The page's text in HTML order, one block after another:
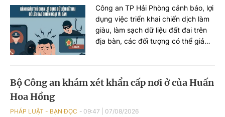
Công an TP Hải Phòng cảnh báo, lợi
dụng việc triển khai chiến dịch làm
giàu, làm sạch dữ liệu đất đai trên
địa bàn, các đối tượng có thể giả
đoạt tài sản của người dân.
Bộ Công an khám xét khẩn cấp nơi ở của Huấn
Hoa Hồng
PHÁP LUẬT - BẠN ĐỌC 09:47 07/08/2026